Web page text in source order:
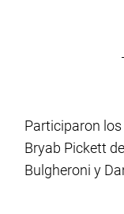
Participaron
Bryab Pickett de
Bulgheroni y